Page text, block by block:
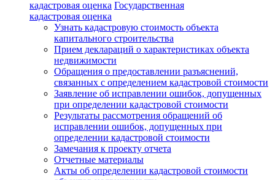
кадастровая оценка Государственная
кадастровая оценка
Узнать кадастровую стоимость объекта
капитального строительства
Прием деклараций о характеристиках объекта
недвижимости
Обращения о предоставлении разъяснений,
связанных с определением кадастровой стоимости
Заявление об исправлении ошибок, допущенных
при определении кадастровой стоимости
Результаты рассмотрения обращений об
исправлении ошибок, допущенных при
определении кадастровой стоимости
Замечания к проекту отчета
Отчетные материалы
Акты об определении кадастровой стоимости